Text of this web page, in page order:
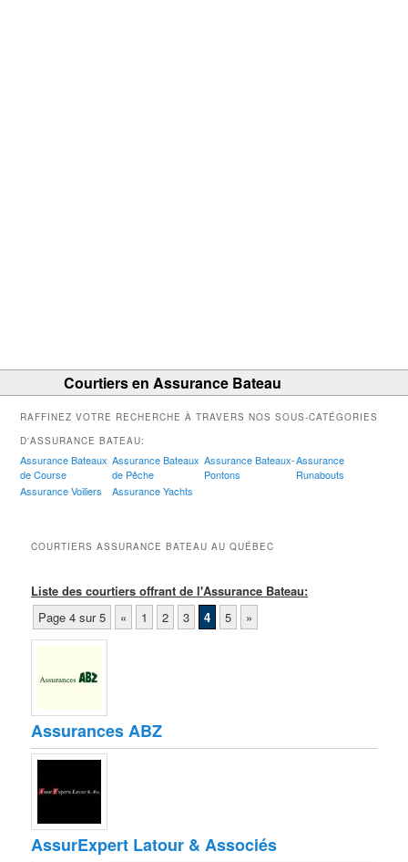
Courtiers en Assurance Bateau
RAFFINEZ VOTRE RECHERCHE À TRAVERS NOS SOUS-CATÉGORIES
D'ASSURANCE BATEAU:
Assurance Bateaux
de Course
Assurance Bateaux
de Pêche
Assurance Bateaux-
Pontons
Assurance
Runabouts
Assurance Voiliers
Assurance Yachts
COURTIERS ASSURANCE BATEAU AU QUÉBEC
Liste des courtiers offrant de l'Assurance Bateau:
Page 4 sur 5
« 1 2 3 4 5 »
Assurances ABZ
AssurExpert Latour & Associés